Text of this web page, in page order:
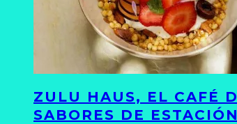
ZULU HAUS, EL CAFÉ
SABORES DE